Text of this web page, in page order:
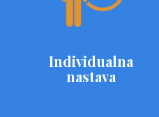
Individualna
nastava